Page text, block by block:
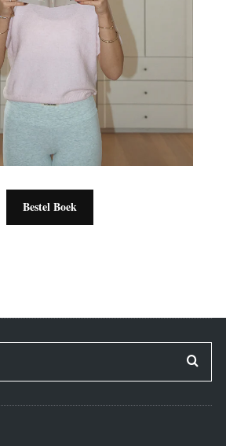
Bestel Boek